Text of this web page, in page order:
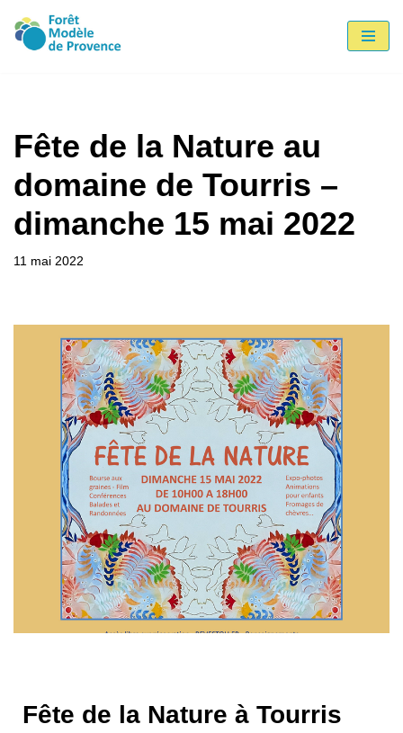
Aller
Fête de la Nature au
domaine de Tourris –
dimanche 15 mai 2022
11 mai 2022
Fête de la Nature à Tourris